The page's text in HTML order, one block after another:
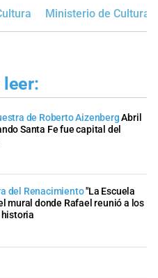
Ministerio de Cultura
leer:
de Roberto Aizenberg Abril
Santa Fe fue capital del
del Renacimiento"La Escuela
mural donde Rafael reunió a los